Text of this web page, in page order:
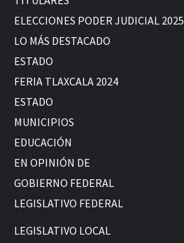
ELECCIONES PODER JUDICIAL 2025
LO MÁS DESTACADO
ESTADO
FERIA TLAXCALA 2024
ESTADO
MUNICIPIOS
EDUCACIÓN
EN OPINIÓN DE
GOBIERNO FEDERAL
LEGISLATIVO FEDERAL
LEGISLATIVO LOCAL